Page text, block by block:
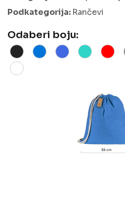
Podkategorija: Rančevi
Odaberi boju: